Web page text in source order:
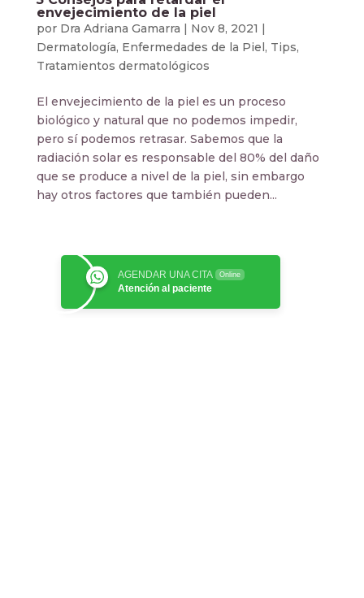
envejecimiento de la piel
por Dra Adriana Gamarra | Nov 8, 2021 |
Dermatología, Enfermedades de la Piel, Tips,
Tratamientos dermatológicos
El envejecimiento de la piel es un proceso
biológico y natural que no podemos impedir,
pero sí podemos retrasar. Sabemos que la
radiación solar es responsable del 80% del daño
que se produce a nivel de la piel, sin embargo
hay otros factores que también pueden...
AGENDAR UNA CITA Online
Atención al paciente